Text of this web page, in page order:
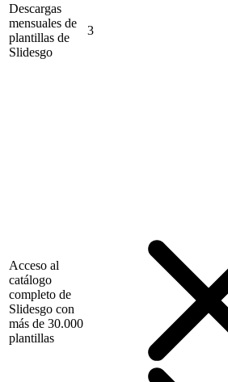
Descargas
mensuales de
plantillas de
Slidesgo
3
Acceso al
catálogo
completo de
Slidesgo con
más de 30.000
plantillas